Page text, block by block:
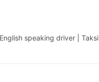
speaking driver Taksi